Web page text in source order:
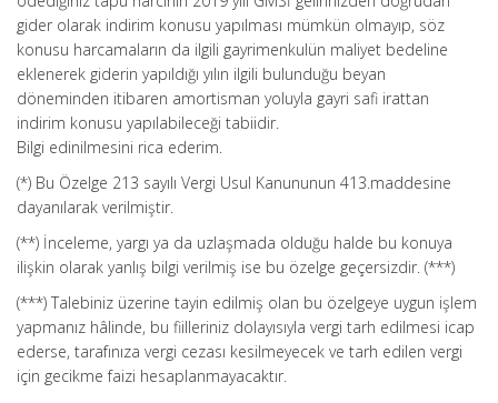
gider olarak indirim konusu yapılması mümkün olmayıp, söz
konusu harcamaların da ilgili gayrimenkulün maliyet bedeline
eklenerek giderin yapıldığı yılın ilgili bulunduğu beyan
döneminden itibaren amortisman yoluyla gayri safi irattan
indirim konusu yapılabileceği tabiidir.
Bilgi edinilmesini rica ederim.
(*) Bu Özelge 213 sayılı Vergi Usul Kanununun 413.maddesine
dayanılarak verilmiştir.
(**) İnceleme, yargı ya da uzlaşmada olduğu halde bu konuya
ilişkin olarak yanlış bilgi verilmiş ise bu özelge geçersizdir. (***)
(***) Talebiniz üzerine tayin edilmiş olan bu özelgeye uygun işlem
yapmanız hâlinde, bu fiilleriniz dolayısıyla vergi tarh edilmesi icap
ederse, tarafınıza vergi cezası kesilmeyecek ve tarh edilen vergi
için gecikme faizi hesaplanmayacaktır.